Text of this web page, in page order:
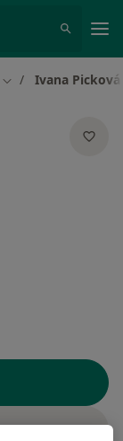
Změna města
Ivana Picková